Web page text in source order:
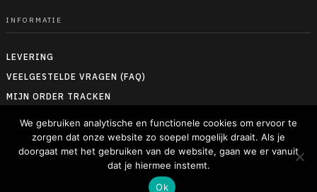
INFORMATIE
LEVERING
VEELGESTELDE VRAGEN (FAQ)
MIJN ORDER TRACKEN
ALGEMENE VOORWAARDEN
MAATTABELLEN
We gebruiken analytische en functionele cookies om ervoor te
zorgen dat onze website zo soepel mogelijk draait. Als je
doorgaat met het gebruiken van de website, gaan we er vanuit
dat je hiermee instemt.
Ok